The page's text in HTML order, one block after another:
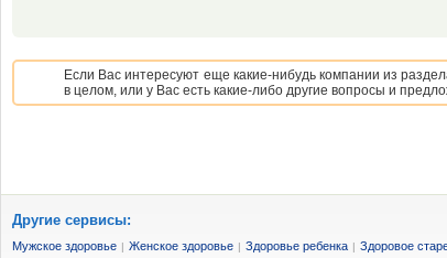
Если Вас интересуют еще какие-нибудь компании из
в целом, или у Вас есть какие-либо другие вопросы и
Другие сервисы:
Мужское здоровье | Женское здоровье | Здоровье ребенка | Здоровое